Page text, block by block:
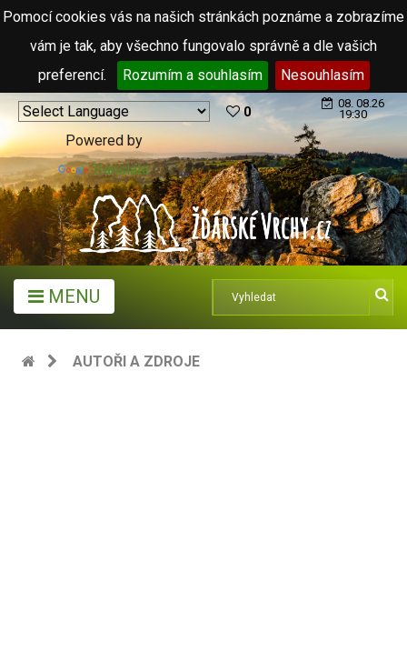
Pomocí cookies vás na našich stránkách poznáme a zobrazíme
vám je tak, aby všechno fungovalo správně a dle vašich
preferencí.
Rozumím a souhlasím Nesouhlasím
Powered by
Translate
0
08. 08.26
19:30
MENU
AUTOŘI A ZDROJE